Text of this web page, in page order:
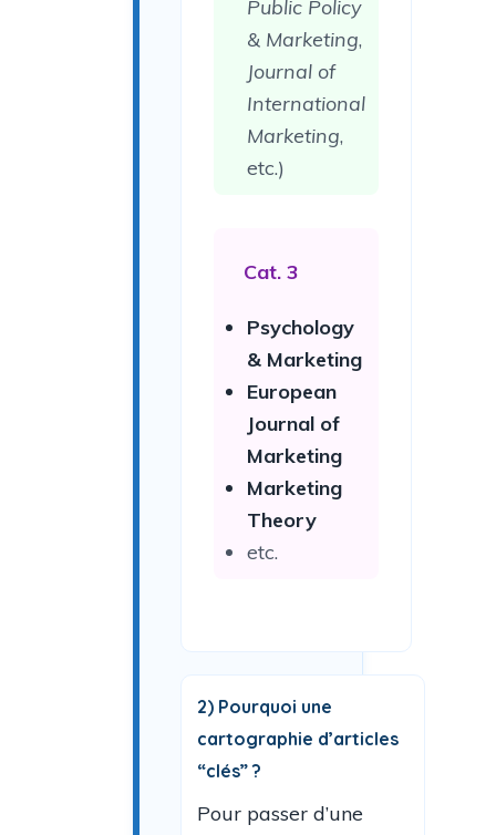
Public Policy
& Marketing,
Journal of
International
Marketing,
etc.)
Cat. 3
Psychology
& Marketing
European
Journal of
Marketing
Marketing
Theory
etc.
2) Pourquoi une
cartographie d’articles
“clés” ?
Pour passer d’une